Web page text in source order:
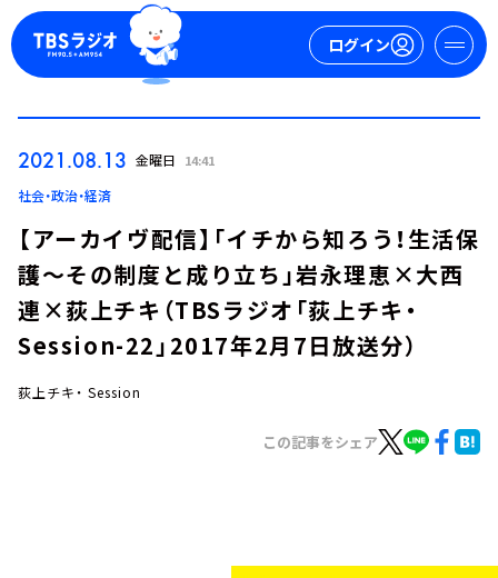
ログイン
今日の番組表
2021.08.13 金曜日 14:41
社会・政治・経済
【アーカイヴ配信】「イチから知ろう！生活保
護～その制度と成り立ち」岩永理恵×大西
連×荻上チキ（TBSラジオ「荻上チキ・
Session-22」2017年2月7日放送分）
荻上チキ・ Session
この記事をシェア